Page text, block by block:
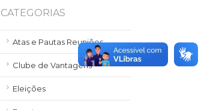
CATEGORIAS
Atas e Pautas Reuniões
Clube de Vantagens
Eleições